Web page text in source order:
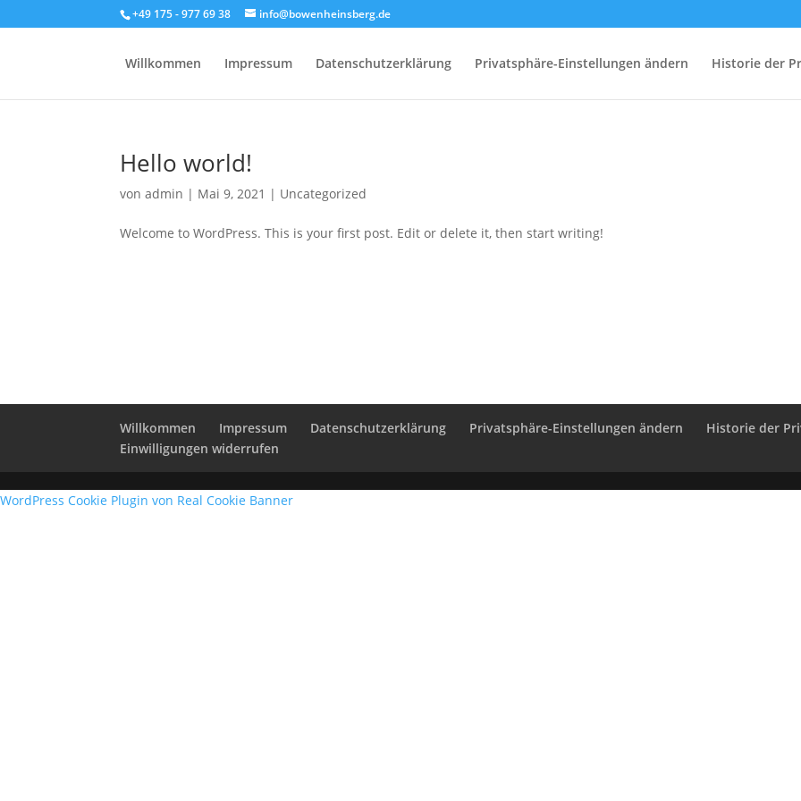
+49 175 - 977 69 38 info@bowenheinsberg.de
Willkommen Impressum Datenschutzerklärung Privatsphäre-Einstellungen ändern Historie der
Hello world!
vonadmin | Mai 9, 2021 | Uncategorized
Welcome to WordPress. This is your first post. Edit or delete it, then start writing!
Willkommen Impressum Datenschutzerklärung Privatsphäre-Einstellungen ändern
Historie der
Einwilligungen widerrufen
WordPress Cookie Plugin von Real Cookie Banner